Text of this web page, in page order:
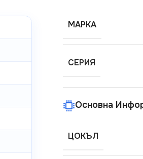
МАРКА
СЕРИЯ
Основна
ЦОКЪЛ